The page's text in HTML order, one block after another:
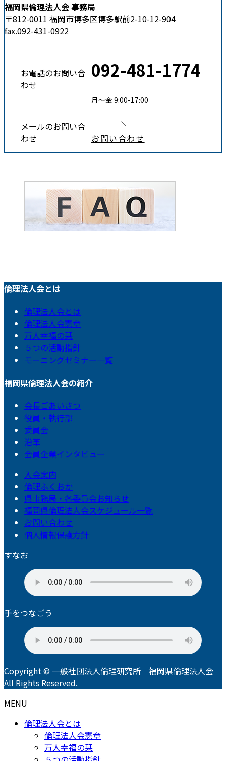
福岡県倫理法人会 事務局
〒812-0011 福岡市博多区博多駅前2-10-12-904
fax.092-431-0922
お電話のお問い合
わせ
092-481-1774
月〜金 9:00-17:00
メールのお問い合
わせ
お問い合わせ
倫理法人会とは
倫理法人会とは
倫理法人会憲章
万人幸福の栞
５つの活動指針
モーニングセミナー一覧
福岡県倫理法人会の紹介
会長ごあいさつ
役員・執行部
委員会
沿革
会員企業インタビュー
入会案内
倫理ふくおか
県事務局・各委員会お知らせ
福岡県倫理法人会スケジュール一覧
お問い合わせ
個人情報保護方針
すなお
手をつなごう
Copyright © 一般社団法人倫理研究所 福岡県倫理法人会
All Rights Reserved.
MENU
倫理法人会とは
倫理法人会憲章
万人幸福の栞